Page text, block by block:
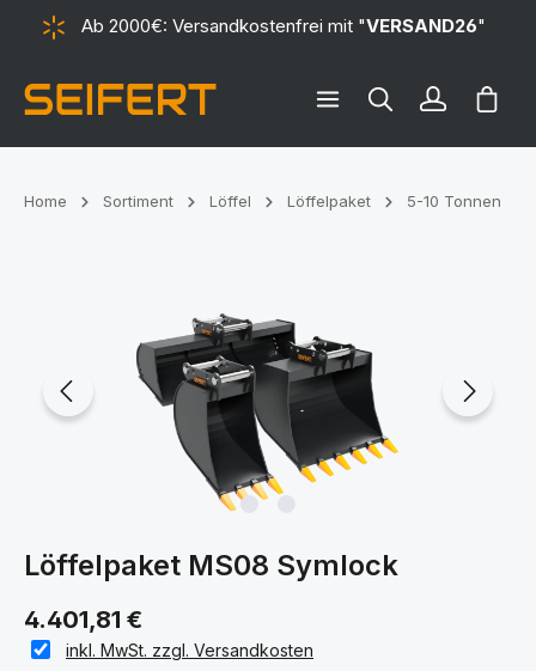
springenAb 2000€: Versandkostenfrei mit "VERSAND26"
Home Sortiment Löffel Löffelpaket 5-10 Tonnen
Löffelpaket MS08 Symlock
4.401,81 €
inkl. MwSt. zzgl. Versandkosten